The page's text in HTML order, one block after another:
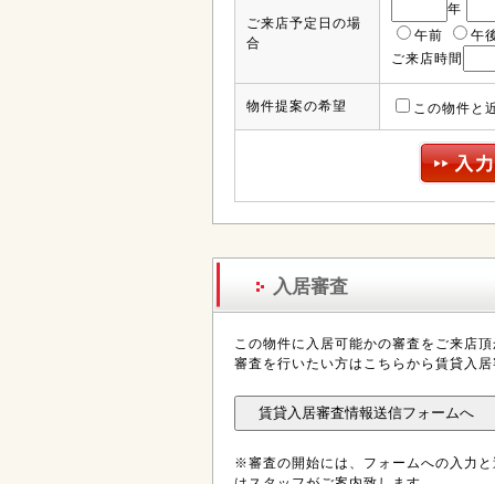
ご来店予定日の場
合
年
午前
午
ご来店時間
物件提案の希望 この物件と
入居審査
この物件に入居可能かの審査をご来店
審査を行いたい方はこちらから賃貸入
※審査の開始には、フォームへの入力